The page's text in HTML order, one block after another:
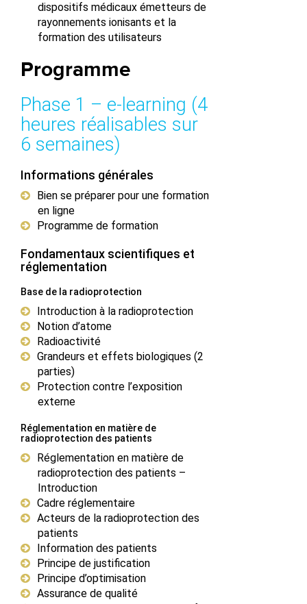
dispositifs médicaux émetteurs de
rayonnements ionisants et la
formation des utilisateurs
Programme
Phase 1 – e‑learning (4
heures réalisables sur
6 semaines)
Informations générales
Bien se préparer pour une formation
en ligne
Programme de formation
Fondamentaux scientifiques et
réglementation
Base de la radioprotection
Introduction à la radioprotection
Notion d’atome
Radioactivité
Grandeurs et effets biologiques (2
parties)
Protection contre l’exposition
externe
Réglementation en matière de
radioprotection des patients
Réglementation en matière de
radioprotection des patients –
Introduction
Cadre réglementaire
Acteurs de la radioprotection des
patients
Information des patients
Principe de justification
Principe d’optimisation
Assurance de qualité